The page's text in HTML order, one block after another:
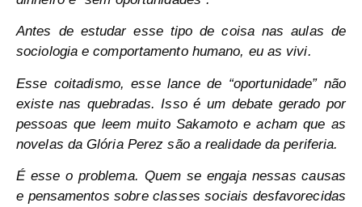
Antes de estudar esse tipo de coisa nas aulas de
sociologia e comportamento humano, eu as vivi.
Esse coitadismo, esse lance de “oportunidade” não
existe nas quebradas. Isso é um debate gerado por
pessoas que leem muito Sakamoto e acham que as
novelas da Glória Perez são a realidade da periferia.
É esse o problema. Quem se engaja nessas causas
e pensamentos sobre classes sociais desfavorecidas